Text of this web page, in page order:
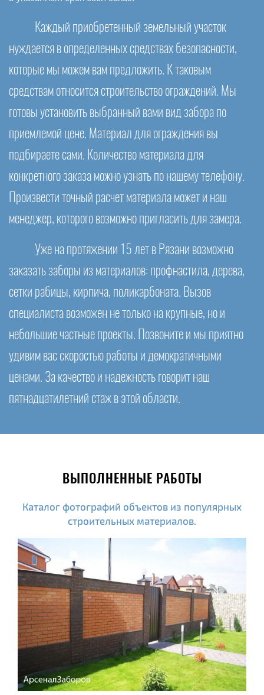
Каждый приобретенный земельный участок
нуждается в определенных средствах безопасности,
которые мы можем вам предложить. К таковым
средствам относится строительство ограждений. Мы
готовы установить выбранный вами вид забора по
приемлемой цене. Материал для ограждения вы
подбираете сами. Количество материала для
конкретного заказа можно узнать по нашему телефону.
Произвести точный расчет материала может и наш
менеджер, которого возможно пригласить для замера.
Уже на протяжении 15 лет в Рязани возможно
заказать заборы из материалов: профнастила, дерева,
сетки рабицы, кирпича, поликарбоната. Вызов
специалиста возможен не только на крупные, но и
небольшие частные проекты. Позвоните и мы приятно
удивим вас скоростью работы и демократичными
ценами. За качество и надежность говорит наш
пятнадцатилетний стаж в этой области.
ВЫПОЛНЕННЫЕ РАБОТЫ
Каталог фотографий объектов из популярных
строительных материалов.